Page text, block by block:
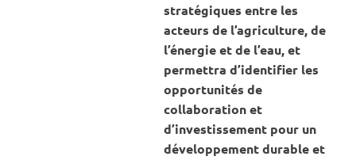
stratégiques entre les
acteurs de l’agriculture, de
l’énergie et de l’eau, et
permettra d’identifier les
opportunités de
collaboration et
d’investissement pour un
développement durable et